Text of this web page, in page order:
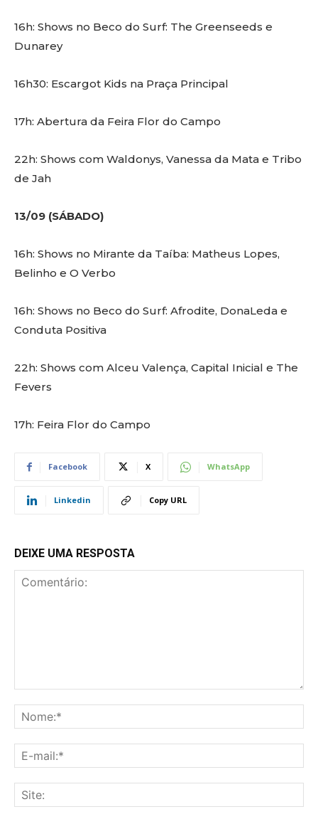
16h: Shows no Beco do Surf: The Greenseeds e
Dunarey
16h30: Escargot Kids na Praça Principal
17h: Abertura da Feira Flor do Campo
22h: Shows com Waldonys, Vanessa da Mata e Tribo
de Jah
13/09 (SÁBADO)
16h: Shows no Mirante da Taíba: Matheus Lopes,
Belinho e O Verbo
16h: Shows no Beco do Surf: Afrodite, DonaLeda e
Conduta Positiva
22h: Shows com Alceu Valença, Capital Inicial e The
Fevers
17h: Feira Flor do Campo
Facebook X WhatsApp
Linkedin Copy URL
DEIXE UMA RESPOSTA